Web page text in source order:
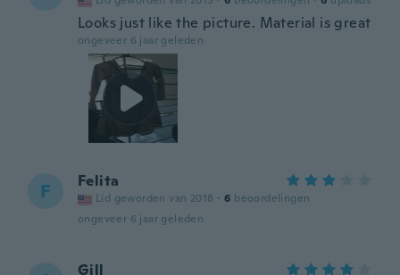
Looks just like the picture. Material is great
ongeveer 6 jaar geleden
F Felita
Lid geworden van 2018 · 6 beoordelingen
ongeveer 6 jaar geleden
Gill